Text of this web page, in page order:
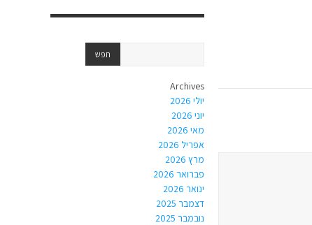
Archives
יולי 2026
יוני 2026
מאי 2026
אפריל 2026
מרץ 2026
פברואר 2026
ינואר 2026
דצמבר 2025
נובמבר 2025